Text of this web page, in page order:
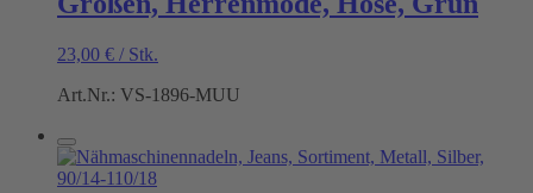
23,00 € / Stk.
Art.Nr.: VS-1896-MUU